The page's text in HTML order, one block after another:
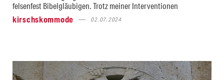
felsenfest Bibelgläubigen. Trotz meiner Interventionen
kirschskommode
02.07.2024